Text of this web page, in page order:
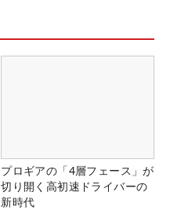
プロギアの「4層フェース」が
切り開く高初速ドライバーの
新時代